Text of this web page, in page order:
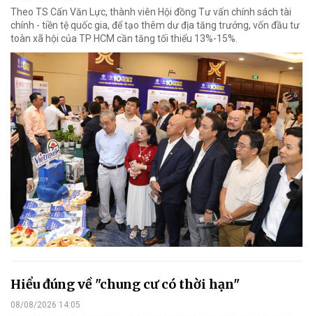
Theo TS Cấn Văn Lực, thành viên Hội đồng Tư vấn chính sách tài
chính - tiền tệ quốc gia, để tạo thêm dư địa tăng trưởng, vốn đầu tư
toàn xã hội của TP HCM cần tăng tối thiểu 13%-15%.
Hiểu đúng về "chung cư có thời hạn"
08/08/2026 14:05